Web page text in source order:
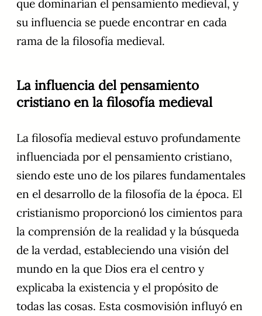
que dominarían el pensamiento medieval, y
su influencia se puede encontrar en cada
rama de la filosofía medieval.
La influencia del pensamiento
cristiano en la filosofía medieval
La filosofía medieval estuvo profundamente
influenciada por el pensamiento cristiano,
siendo este uno de los pilares fundamentales
en el desarrollo de la filosofía de la época. El
cristianismo proporcionó los cimientos para
la comprensión de la realidad y la búsqueda
de la verdad, estableciendo una visión del
mundo en la que Dios era el centro y
explicaba la existencia y el propósito de
todas las cosas. Esta cosmovisión influyó en